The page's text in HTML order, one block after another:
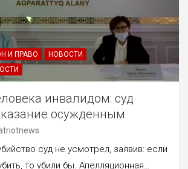
И ПРАВО
НОВОСТИ
инвалидом: суд
осужденным
суд не усмотрел, заявив: если
то убили бы. Апелляционная…